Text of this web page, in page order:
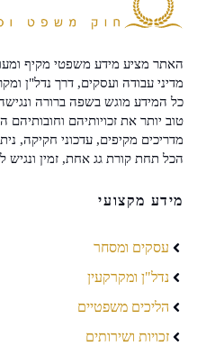
האתר מציע מידע משפטי מקיף
מדיני עבודה ועסקים, דרך נדל"ן
כל המידע מוגש בשפה ברורה
טוב יותר את זכויותיהם
מדריכים מקיפים, עדכוני חקיקה,
הכל תחת קורת גג אחת, זמין ונגיש
מידע מקצועי
עסקים ומסחר
נדל"ן ומקרקעין
הליכים משפטיים
זכויות ושירותים